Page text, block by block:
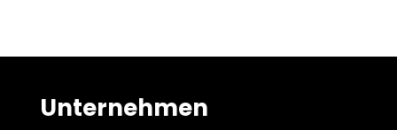
Unternehmen